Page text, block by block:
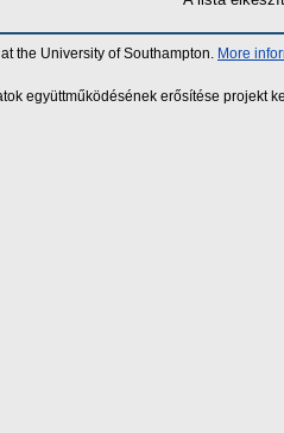
at the University of Southampton.
More
együttműködésének erősítése projekt